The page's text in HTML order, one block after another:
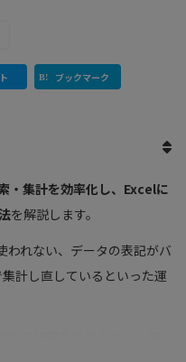
ブックマーク
集計を効率化し、Excelに
を解説します。
れない、データの表記がバ
計し直しているといった運